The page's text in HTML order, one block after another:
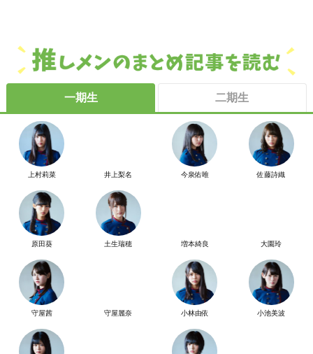
一期生 二期生
上村莉菜 井上梨名 今泉佑唯 佐藤詩織
原田葵 土生瑞穂 増本綺良 大園玲
守屋茜 守屋麗奈 小林由依 小池美波